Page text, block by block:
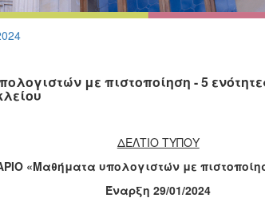
με πιστοποίηση - 5
ΔΕΛΤΙΟ ΤΥΠΟΥ
«Μαθήματα υπολογιστών με
Έναρξη 29/01/2024